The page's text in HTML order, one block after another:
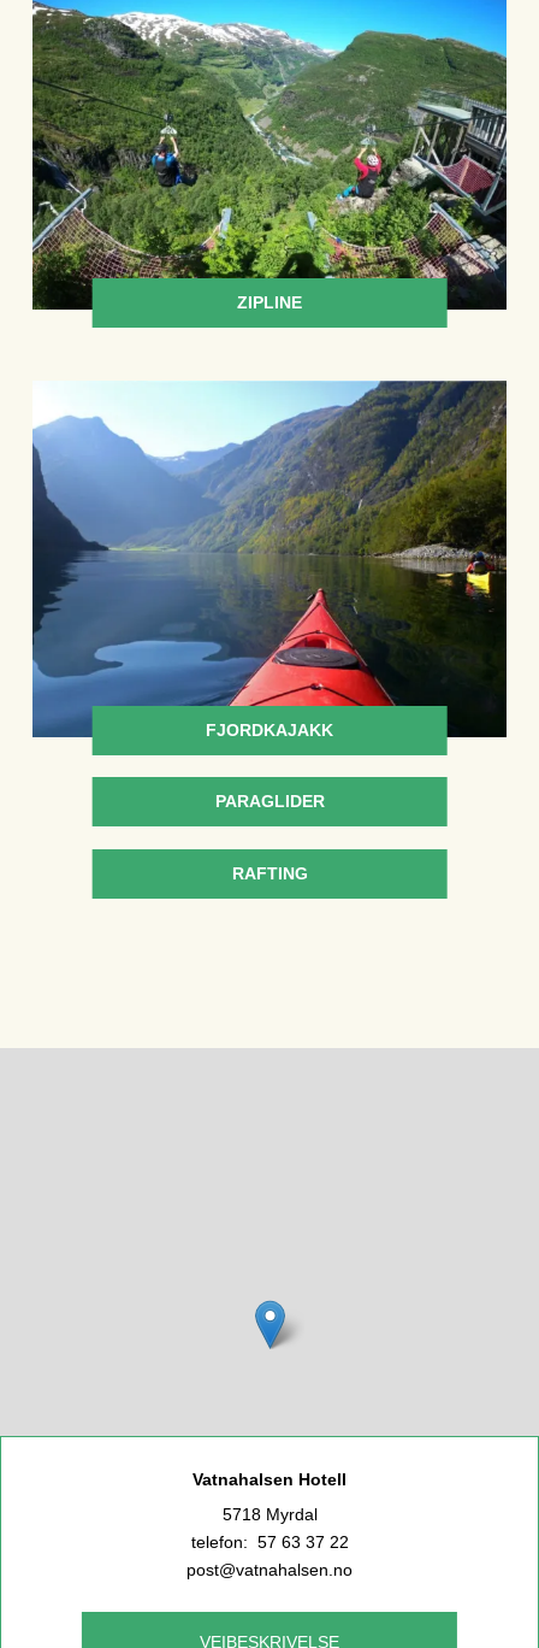
ZIPLINE
FJORDKAJAKK
PARAGLIDER
RAFTING
Vatnahalsen Hotell
5718 Myrdal
telefon: 57 63 37 22
post@vatnahalsen.no
VEIBESKRIVELSE
Leaflet